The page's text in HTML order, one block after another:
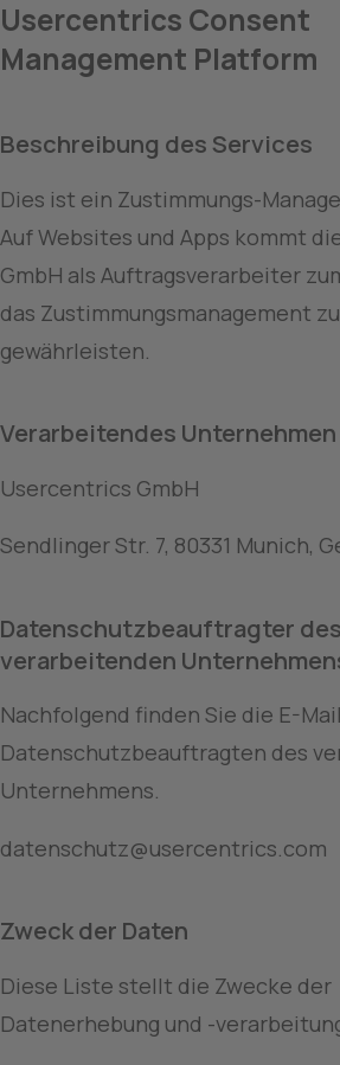
Usercentrics Consent
Management Platform
Beschreibung des Services
Dies ist ein Zustimmungs-
Auf Websites und Apps kommt
GmbH als Auftragsverarbeiter
das Zustimmungsmanagement zu
gewährleisten.
Verarbeitendes Unternehmen
Usercentrics GmbH
Sendlinger Str. 7, 80331 Munich,
Datenschutzbeauftragter des
verarbeitenden
Nachfolgend finden Sie die E-
Datenschutzbeauftragten des
Unternehmens.
datenschutz@usercentrics.com
Zweck der Daten
Diese Liste stellt die Zwecke der
Datenerhebung und -